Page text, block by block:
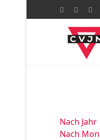
Nach Jahr
Nach